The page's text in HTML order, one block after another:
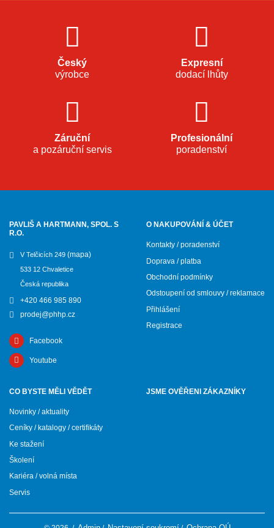
Český
výrobce
Expresní
dodací lhůty
Záruční
a pozáruční servis
Profesionální
poradenství
PAVLIŠ A HARTMANN, SPOL. S
R.O.
V Telčicích 249 (mapa)
533 12 Chvaletice
Česká republika
+420 466 985 890
prodej@phhp.cz
Facebook
Youtube
O NAKUPOVÁNÍ & ÚČET
Kontakty / poradenství
Doprava / platba
Obchodní podmínky
Odstoupení od smlouvy / reklamace
Přihlášení
Registrace
CO BYSTE MĚLI VĚDĚT
Novinky / aktuality
Ceníky / katalogy / certifikáty
Ke stažení
Školení
Kariéra / volná místa
Servis
JSME OVĚŘENI ZÁKAZNÍKY